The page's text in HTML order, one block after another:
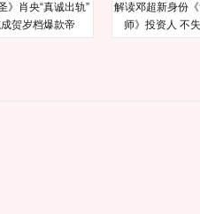
》肖央“真诚出轨”
贺岁档爆款帝
解读邓超新身份
师》投资人 不